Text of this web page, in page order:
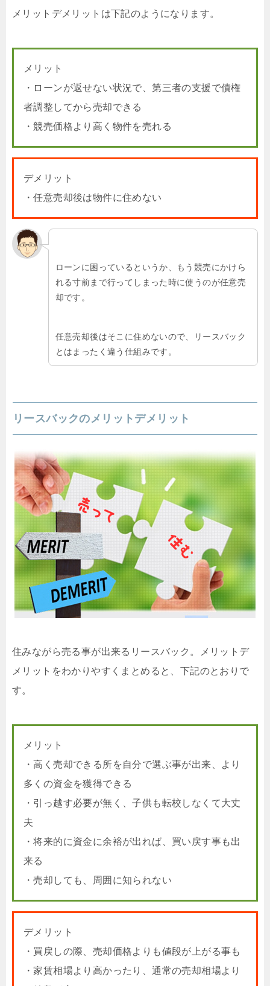
メリットデメリットは下記のようになります。
メリット
・ローンが返せない状況で、第三者の支援で債権
者調整してから売却できる
・競売価格より高く物件を売れる
デメリット
・任意売却後は物件に住めない
ローンに困っているというか、もう競売にかけら
れる寸前まで行ってしまった時に使うのが任意売
却です。
任意売却後はそこに住めないので、リースバック
とはまったく違う仕組みです。
リースバックのメリットデメリット
住みながら売る事が出来るリースバック。メリットデ
メリットをわかりやすくまとめると、下記のとおりで
す。
メリット
・高く売却できる所を自分で選ぶ事が出来、より
多くの資金を獲得できる
・引っ越す必要が無く、子供も転校しなくて大丈
夫
・将来的に資金に余裕が出れば、買い戻す事も出
来る
・売却しても、周囲に知られない
デメリット
・買戻しの際、売却価格よりも値段が上がる事も
・家賃相場より高かったり、通常の売却相場より